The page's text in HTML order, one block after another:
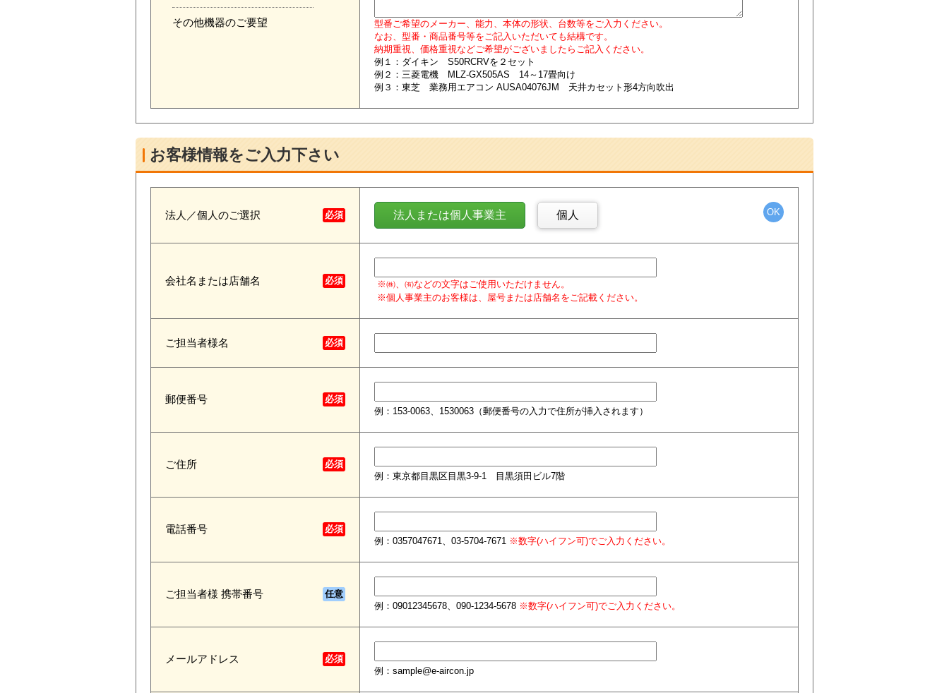
その他機器のご要望
型番ご希望のメーカー、能力、本体の形状、台数等をご入力ください。
なお、型番・商品番号等をご記入いただいても結構です。
納期重視、価格重視などご希望がございましたらご記入ください。
例１：ダイキン S50RCRVを２セット
例２：三菱電機 MLZ-GX505AS 14～17畳向け
例３：東芝 業務用エアコン AUSA04076JM 天井カセット形4方向吹出
お客様情報をご入力下さい
法人／個人のご選択 必須 法人または個人事業主 個人 OK
会社名または店舗名 必須
※㈱、㈲などの文字はご使用いただけません。
※個人事業主のお客様は、屋号または店舗名をご記載ください。
ご担当者様名 必須
郵便番号
必須
例：153-0063、1530063（郵便番号の入力で住所が挿入されます）
ご住所
必須
例：東京都目黒区目黒3-9-1 目黒須田ビル7階
電話番号
必須
例：0357047671、03-5704-7671 ※数字(ハイフン可)でご入力ください。
ご担当者様 携帯番号
任意
例：09012345678、090-1234-5678 ※数字(ハイフン可)でご入力ください。
メールアドレス
必須
例：sample@e-aircon.jp